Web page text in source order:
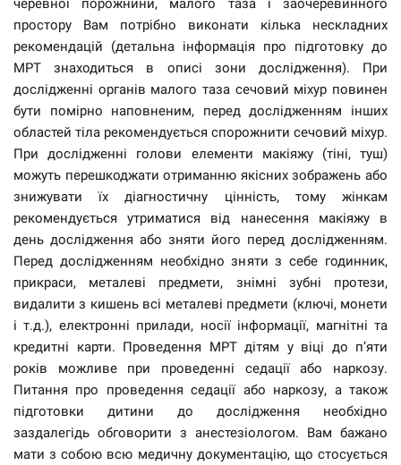
черевної порожнини, малого таза і заочеревинного
простору Вам потрібно виконати кілька нескладних
рекомендацій (детальна інформація про підготовку до
МРТ знаходиться в описі зони дослідження). При
дослідженні органів малого таза сечовий міхур повинен
бути помірно наповненим, перед дослідженням інших
областей тіла рекомендується спорожнити сечовий міхур.
При дослідженні голови елементи макіяжу (тіні, туш)
можуть перешкоджати отриманню якісних зображень або
знижувати їх діагностичну цінність, тому жінкам
рекомендується утриматися від нанесення макіяжу в
день дослідження або зняти його перед дослідженням.
Перед дослідженням необхідно зняти з себе годинник,
прикраси, металеві предмети, знімні зубні протези,
видалити з кишень всі металеві предмети (ключі, монети
і т.д.), електронні прилади, носії інформації, магнітні та
кредитні карти. Проведення МРТ дітям у віці до п’яти
років можливе при проведенні седації або наркозу.
Питання про проведення седації або наркозу, а також
підготовки дитини до дослідження необхідно
заздалегідь обговорити з анестезіологом. Вам бажано
мати з собою всю медичну документацію, що стосується